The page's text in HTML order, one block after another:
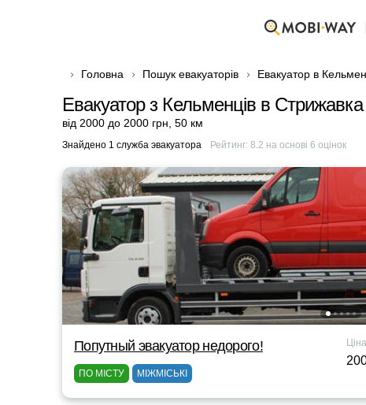
Головна Пошук евакуаторів Евакуатор в
Евакуатор з Кельменців в Стрижавка
від 2000 до 2000 грн 50 км
Знайдено 1 служба эвакуатора Рейтинг: 8.2 на основі 6 оцінок
Попутный эвакуатор недорого!
ПО МІСТУ МІЖМІСЬКІ